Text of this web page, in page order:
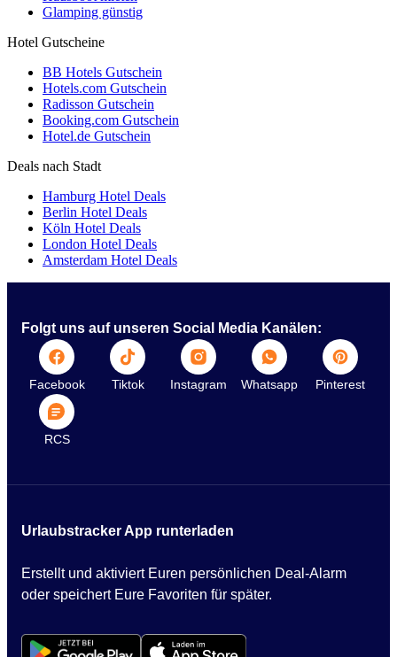
Glamping günstig
Hotel Gutscheine
BB Hotels Gutschein
Hotels.com Gutschein
Radisson Gutschein
Booking.com Gutschein
Hotel.de Gutschein
Deals nach Stadt
Hamburg Hotel Deals
Berlin Hotel Deals
Köln Hotel Deals
London Hotel Deals
Amsterdam Hotel Deals